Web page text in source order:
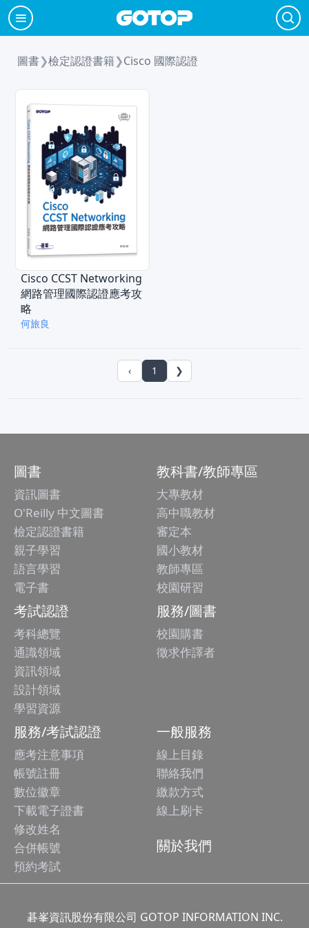
圖書❯檢定認證書籍❯Cisco 國際認證
Cisco CCST Networking
網路管理國際認證應考攻
略
何旅良
‹ 1 ❯
圖書
資訊圖書
O'Reilly 中文圖書
檢定認證書籍
親子學習
語言學習
電子書
教科書/教師專區
大專教材
高中職教材
審定本
國小教材
教師專區
校園研習
考試認證
考科總覽
通識領域
資訊領域
設計領域
學習資源
服務/圖書
校園購書
徵求作譯者
服務/考試認證
應考注意事項
帳號註冊
數位徽章
下載電子證書
修改姓名
合併帳號
預約考試
一般服務
線上目錄
聯絡我們
繳款方式
線上刷卡
關於我們
碁峯資訊股份有限公司 GOTOP INFORMATION INC.